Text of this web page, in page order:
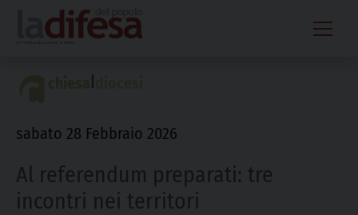
content
sabato 28 Febbraio 2026
Al referendum preparati: tre
incontri nei territori